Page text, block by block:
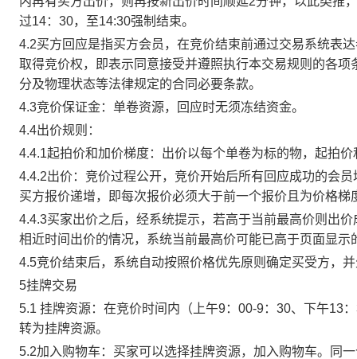
过14：30，至14:30强制结束。
4.2买方回应是指买方会员，在竞价结束前通过交易系统表
取得竞价权，即表示同意接受并遵照执行本交易规则的各
分及物理状态等法律规定的合同必要条款。
4.3竞价保证金：单卷资源，回应时无须冻结资金。
4.4出价规则：
4.4.1起拍价和加价梯度：出价以每个单卷为标的物，起拍
4.4.2出价：竞价过程公开，竞价开始后所有回应成功的会
买方报价递增，即每次报价必须大于前一个报价且为价格
4.4.3买家出价之后，经系统提示，若高于当前最高价则出
相近时间出价的情况，系统当前最高价可能已高于页面显示
4.5竞价结束后，系统自动按照价格优先原则确定买受方，
5挂牌交易
5.1 挂牌资源：在竞价时间内（上午9：00-9：30、下午13
转为挂牌资源。
5.2加入购物车：买家可以选择挂牌资源，加入购物车。同